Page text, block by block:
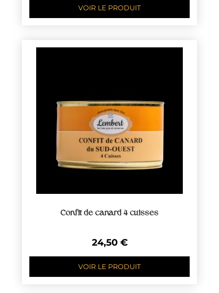
VOIR LE PRODUIT
Confit de canard 4 cuisses
24,50 €
VOIR LE PRODUIT